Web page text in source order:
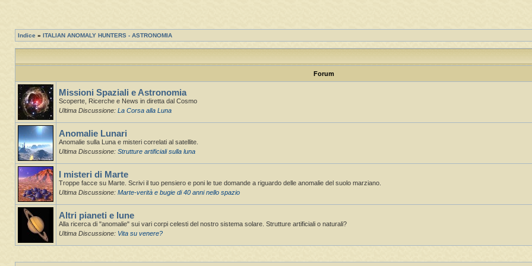
Indice » ITALIAN ANOMALY HUNTERS - ASTRONOMIA
Forum
Missioni Spaziali e Astronomia
Scoperte, Ricerche e News in diretta dal Cosmo
Ultima Discussione: La Corsa alla Luna
Anomalie Lunari
Anomalie sulla Luna e misteri correlati al satellite.
Ultima Discussione: Strutture artificiali sulla luna
I misteri di Marte
Troppe facce su Marte. Scrivi il tuo pensiero e poni le tue domande a riguardo delle anomalie del suolo marziano.
Ultima Discussione: Marte-verità e bugie di 40 anni nello spazio
Altri pianeti e lune
Alla ricerca di "anomalie" sui vari corpi celesti del nostro sistema solare. Strutture artificiali o naturali?
Ultima Discussione: Vita su venere?